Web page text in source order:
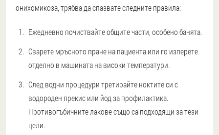
онихомикоза, трябва да спазвате следните правила:
Ежедневно почиствайте общите части, особено банята.
Сварете мръсното пране на пациента или го изперете
отделно в машината на високи температури.
След водни процедури третирайте ноктите си с
водороден прекис или йод за профилактика.
Противогъбичните лакове също са подходящи за тези
цели.